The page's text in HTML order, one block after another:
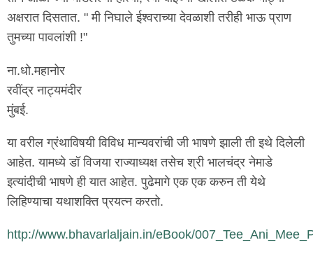
अक्षरात दिसतात. " मी निघाले ईश्वराच्या देवळाशी तरीही भाऊ प्राण
तुमच्या पावलांशी !"
ना.धो.महानोर
रवींद्र नाट्यमंदीर
मुंबई.
या वरील ग्रंथाविषयी विविध मान्यवरांची जी भाषणे झाली ती इथे दिलेली
आहेत. यामध्ये डॉ विजया राज्याध्यक्ष तसेच श्री भालचंद्र नेमाडे
इत्यांदीची भाषणे ही यात आहेत. पुढेमागे एक एक करुन ती येथे
लिहिण्याचा यथाशक्ति प्रयत्न करतो.
http://www.bhavarlaljain.in/eBook/